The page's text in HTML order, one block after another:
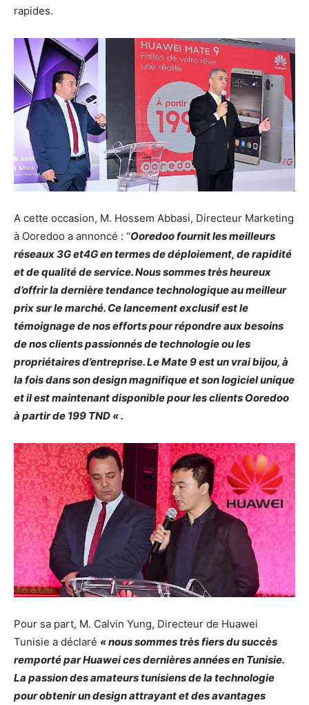
rapides.
A cette occasion, M. Hossem Abbasi, Directeur Marketing
à Ooredoo a annoncé : “Ooredoo fournit les meilleurs
réseaux 3G et4G en termes de déploiement, de rapidité
et de qualité de service. Nous sommes très heureux
d’offrir la dernière tendance technologique au meilleur
prix sur le marché. Ce lancement exclusif est le
témoignage de nos efforts pour répondre aux besoins
de nos clients passionnés de technologie ou les
propriétaires d’entreprise. Le Mate 9 est un vrai bijou, à
la fois dans son design magnifique et son logiciel unique
et il est maintenant disponible pour les clients Ooredoo
à partir de 199 TND « .
Pour sa part, M. Calvin Yung, Directeur de Huawei
Tunisie a déclaré « nous sommes très fiers du succès
remporté par Huawei ces dernières années en Tunisie.
La passion des amateurs tunisiens de la technologie
pour obtenir un design attrayant et des avantages